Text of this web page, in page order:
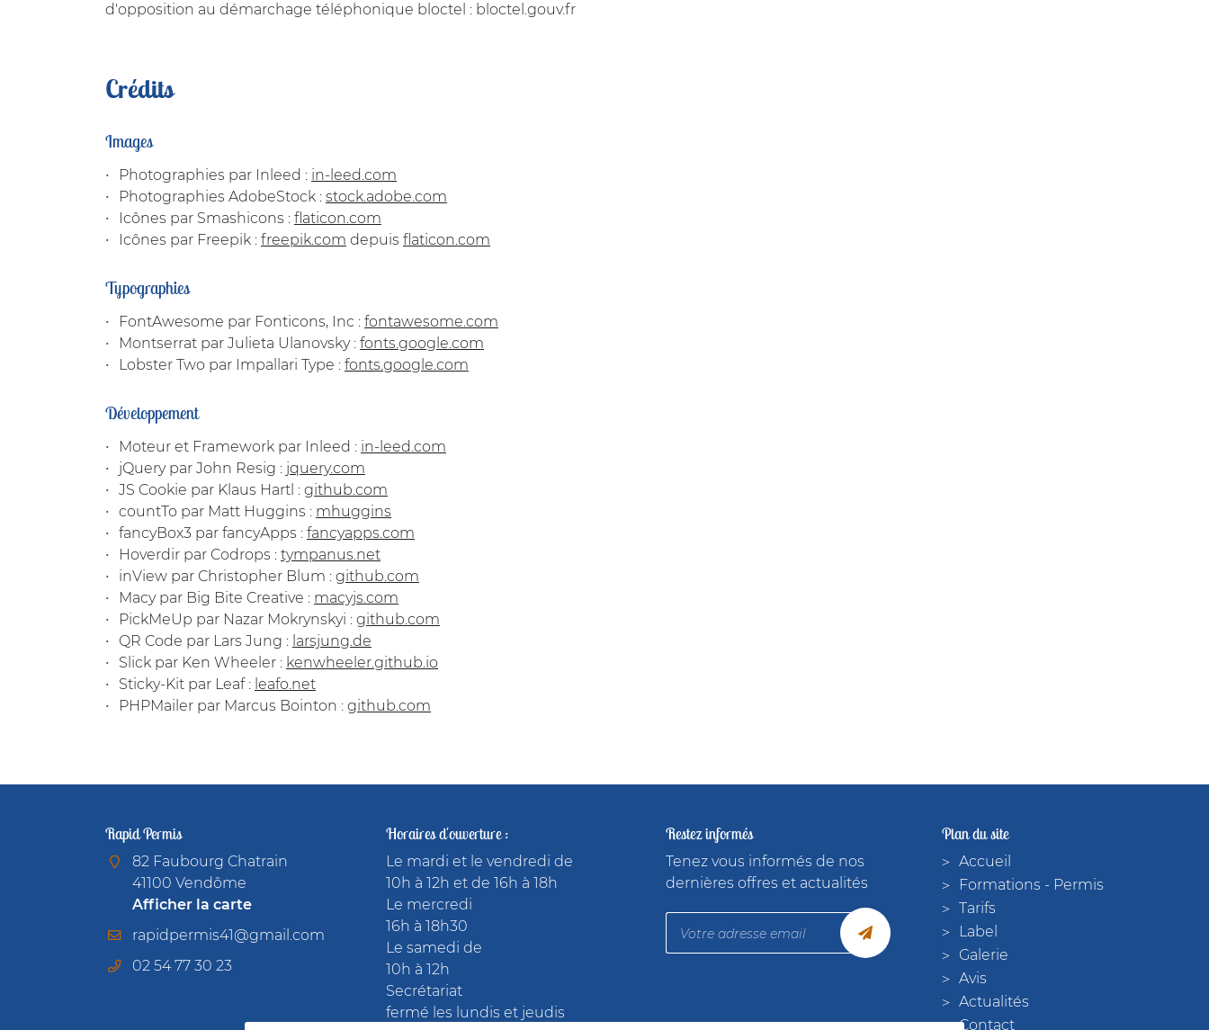
d'opposition au démarchage téléphonique bloctel : bloctel.gouv.fr
Crédits
Images
Photographies par Inleed : in-leed.com
Photographies AdobeStock : stock.adobe.com
Icônes par Smashicons : flaticon.com
Icônes par Freepik : freepik.com depuis flaticon.com
Typographies
FontAwesome par Fonticons, Inc : fontawesome.com
Montserrat par Julieta Ulanovsky : fonts.google.com
Lobster Two par Impallari Type : fonts.google.com
Développement
Moteur et Framework par Inleed : in-leed.com
jQuery par John Resig : jquery.com
JS Cookie par Klaus Hartl : github.com
countTo par Matt Huggins : mhuggins
fancyBox3 par fancyApps : fancyapps.com
Hoverdir par Codrops : tympanus.net
inView par Christopher Blum : github.com
Macy par Big Bite Creative : macyjs.com
PickMeUp par Nazar Mokrynskyi : github.com
QR Code par Lars Jung : larsjung.de
Slick par Ken Wheeler : kenwheeler.github.io
Sticky-Kit par Leaf : leafo.net
PHPMailer par Marcus Bointon : github.com
Rapid Permis
82 Faubourg Chatrain
41100 Vendôme
Afficher la carte
02 54 77 30 23
Horaires d'ouverture :
Le mardi et le vendredi de
10h à 12h et de 16h à 18h
Le mercredi
16h à 18h30
Le samedi de
10h à 12h
Secrétariat
fermé les lundis et jeudis
Restez informés
Tenez vous informés de nos
dernières offres et actualités
Plan du site
Accueil
Formations - Permis
Tarifs
Label
Galerie
Avis
Actualités
Contact